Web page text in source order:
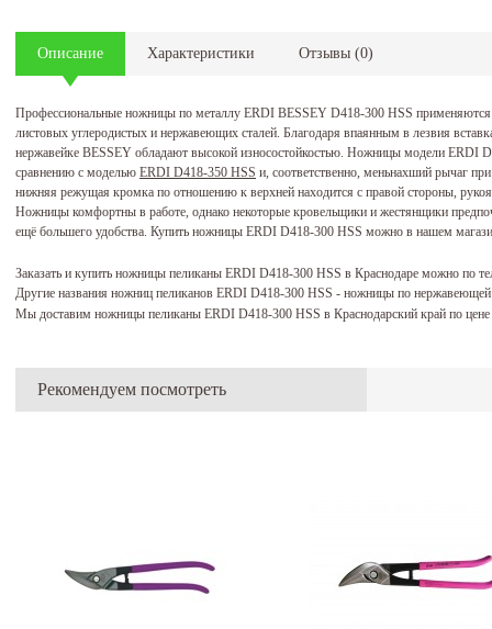
Описание Характеристики Отзывы (0)
Профессиональные ножницы по металлу ERDI BESSEY D418-300 HSS
листовых углеродистых и нержавеющих сталей. Благодаря впаянным в лезвия
нержавейке BESSEY обладают высокой износостойкостью. Ножницы модели ERDI
сравнению с моделью ERDI D418-350 HSS и, соответственно, меньнахший рычаг
нижняя режущая кромка по отношению к верхней находится с правой стороны,
Ножницы комфортны в работе, однако некоторые кровельщики и жестянщики
ещё большего удобства. Купить ножницы ERDI D418-300 HSS можно в нашем
Заказать и купить ножницы пеликаны ERDI D418-300 HSS в Краснодаре можно по
Другие названия ножниц пеликанов ERDI D418-300 HSS - ножницы по нержавеющей
Мы доставим ножницы пеликаны ERDI D418-300 HSS в Краснодарский край по
Рекомендуем посмотреть